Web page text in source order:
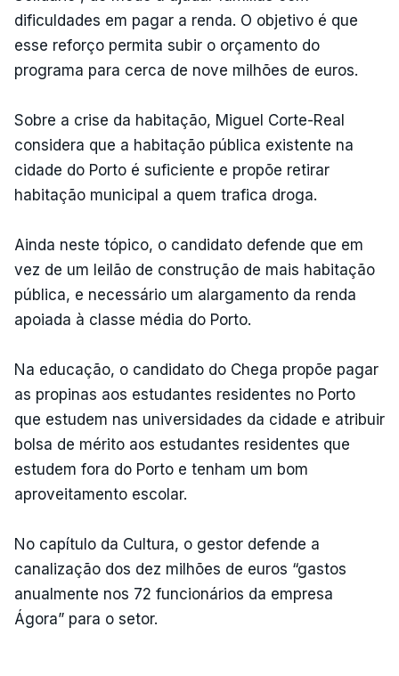
dificuldades em pagar a renda. O objetivo é que
esse reforço permita subir o orçamento do
programa para cerca de nove milhões de euros.
Sobre a crise da habitação, Miguel Corte-Real
considera que a habitação pública existente na
cidade do Porto é suficiente e propõe retirar
habitação municipal a quem trafica droga.
Ainda neste tópico, o candidato defende que em
vez de um leilão de construção de mais habitação
pública, e necessário um alargamento da renda
apoiada à classe média do Porto.
Na educação, o candidato do Chega propõe pagar
as propinas aos estudantes residentes no Porto
que estudem nas universidades da cidade e atribuir
bolsa de mérito aos estudantes residentes que
estudem fora do Porto e tenham um bom
aproveitamento escolar.
No capítulo da Cultura, o gestor defende a
canalização dos dez milhões de euros “gastos
anualmente nos 72 funcionários da empresa
Ágora” para o setor.